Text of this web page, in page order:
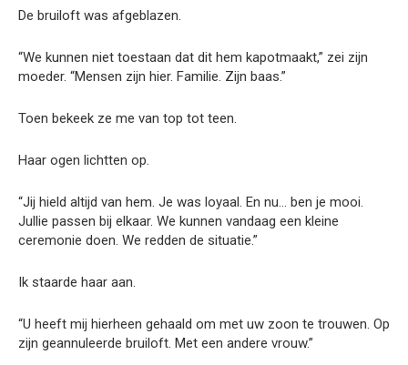
De bruiloft was afgeblazen.
“We kunnen niet toestaan dat dit hem kapotmaakt,” zei zijn
moeder. “Mensen zijn hier. Familie. Zijn baas.”
Toen bekeek ze me van top tot teen.
Haar ogen lichtten op.
“Jij hield altijd van hem. Je was loyaal. En nu… ben je mooi.
Jullie passen bij elkaar. We kunnen vandaag een kleine
ceremonie doen. We redden de situatie.”
Ik staarde haar aan.
“U heeft mij hierheen gehaald om met uw zoon te trouwen. Op
zijn geannuleerde bruiloft. Met een andere vrouw.”